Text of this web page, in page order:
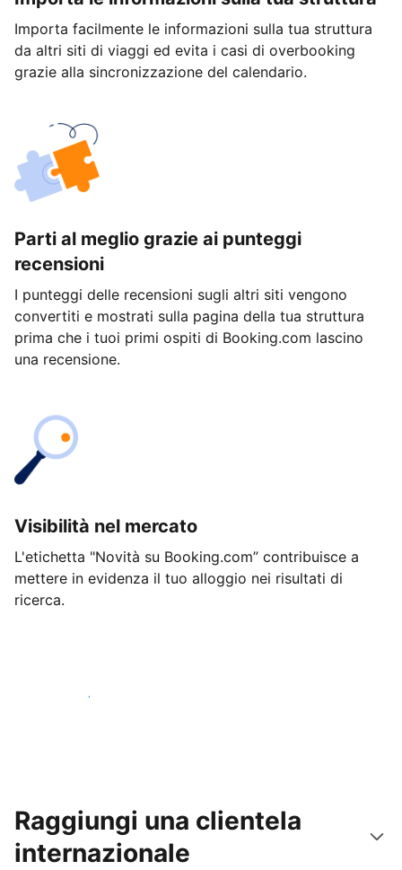
Importa facilmente le informazioni sulla tua struttura
da altri siti di viaggi ed evita i casi di overbooking
grazie alla sincronizzazione del calendario.
Parti al meglio grazie ai punteggi
recensioni
I punteggi delle recensioni sugli altri siti vengono
convertiti e mostrati sulla pagina della tua struttura
prima che i tuoi primi ospiti di Booking.com lascino
una recensione.
Visibilità nel mercato
L'etichetta "Novità su Booking.com” contribuisce a
mettere in evidenza il tuo alloggio nei risultati di
ricerca.
Inizia oggi stesso
Raggiungi una clientela
internazionale